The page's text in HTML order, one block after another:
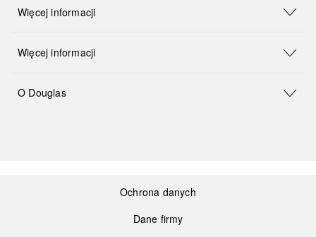
Więcej informacji
Więcej informacji
O Douglas
Ochrona danych
Dane firmy